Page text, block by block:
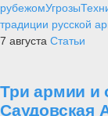
рубежомУгрозы
традиции русской
7 августа Статьи
Три армии и
Саудовская